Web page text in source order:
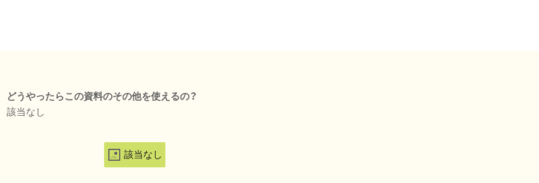
どうやったらこの資料のその他を使えるの？
該当なし
該当なし